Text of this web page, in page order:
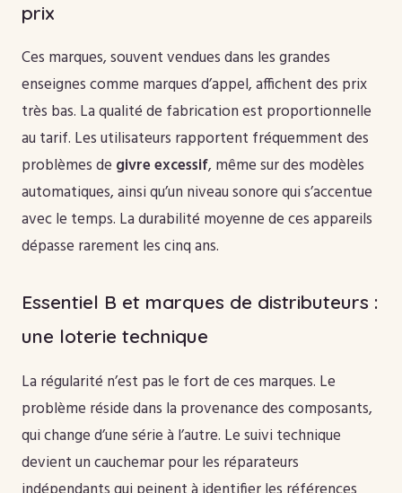
prix
Ces marques, souvent vendues dans les grandes
enseignes comme marques d’appel, affichent des prix
très bas. La qualité de fabrication est proportionnelle
au tarif. Les utilisateurs rapportent fréquemment des
problèmes de givre excessif, même sur des modèles
automatiques, ainsi qu’un niveau sonore qui s’accentue
avec le temps. La durabilité moyenne de ces appareils
dépasse rarement les cinq ans.
Essentiel B et marques de distributeurs :
une loterie technique
La régularité n’est pas le fort de ces marques. Le
problème réside dans la provenance des composants,
qui change d’une série à l’autre. Le suivi technique
devient un cauchemar pour les réparateurs